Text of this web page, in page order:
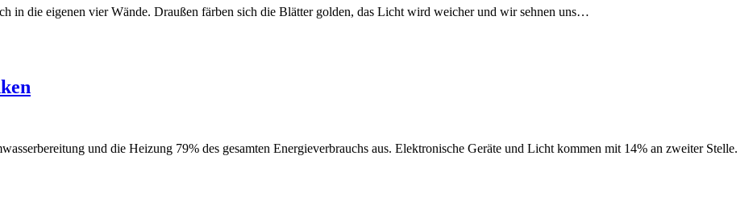
in die eigenen vier Wände. Draußen färben sich die Blätter golden, das Licht wird weicher und wir sehnen uns…
und die Heizung 79% des gesamten Energieverbrauchs aus. Elektronische Geräte und Licht kommen mit 14% an zweiter Stelle.